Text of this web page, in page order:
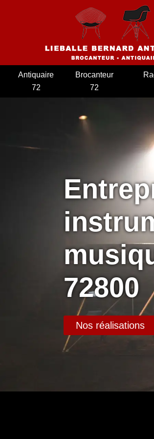
Antiquaire
72
Brocanteur
72
72800
Nos réalisations